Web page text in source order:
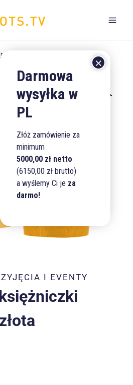
i Gadżety
Artykuły na
księżniczki papierowa złota
I EVENTY
Złóż zamówienie za
minimum
5000,00 zł netto
(6150,00 zł brutto)
a wyślemy Ci je za
darmo!